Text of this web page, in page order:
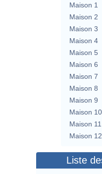
Maison 1
Maison 2
Maison 3
Maison 4
Maison 5
Maison 6
Maison 7
Maison 8
Maison 9
Maison 10
Maison 11
Maison 12
Liste